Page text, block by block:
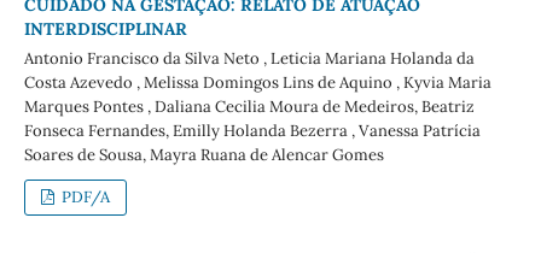
INTERDISCIPLINAR
Antonio Francisco da Silva Neto , Leticia Mariana Holanda da
Costa Azevedo , Melissa Domingos Lins de Aquino , Kyvia Maria
Marques Pontes , Daliana Cecilia Moura de Medeiros, Beatriz
Fonseca Fernandes, Emilly Holanda Bezerra , Vanessa Patrícia
Soares de Sousa, Mayra Ruana de Alencar Gomes
PDF/A